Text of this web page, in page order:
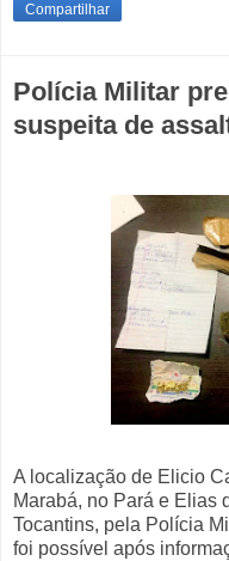
Compartilhar
Polícia Militar
suspeita de
A localização de Elicio
Marabá, no Pará e Elias
Tocantins, pela Polícia
foi possível após